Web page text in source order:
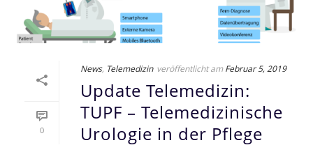
0
News, Telemedizin veröffentlicht am Februar 5, 2019
Update Telemedizin:
TUPF – Telemedizinische
Urologie in der Pflege